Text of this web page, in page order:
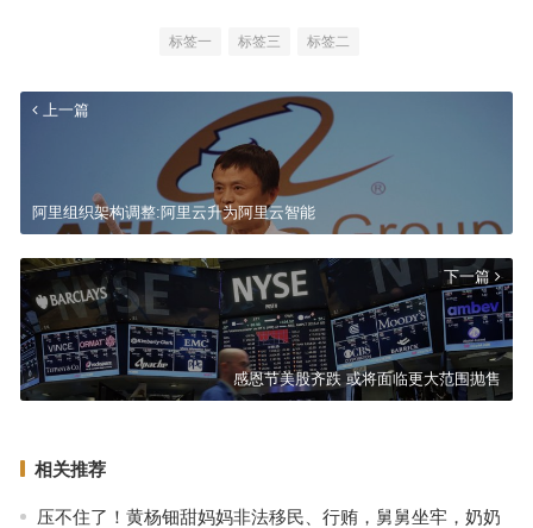
标签一 标签三 标签二
上一篇
阿里组织架构调整:阿里云升为阿里云智能
下一篇
感恩节美股齐跌 或将面临更大范围抛售
相关推荐
压不住了！黄杨钿甜妈妈非法移民、行贿，舅舅坐牢，奶奶